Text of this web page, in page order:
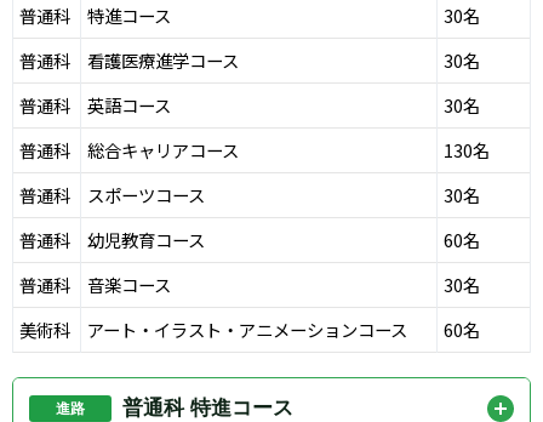
普通科
特進コース
30名
普通科
看護医療進学コース
30名
普通科
英語コース
30名
普通科
総合キャリアコース
130名
普通科
スポーツコース
30名
普通科
幼児教育コース
60名
普通科
音楽コース
30名
美術科
アート・イラスト・アニメーションコース 60名
進路 普通科 特進コース